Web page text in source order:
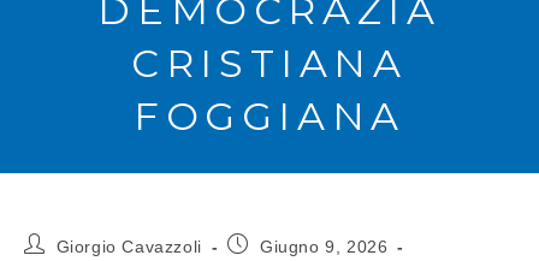
DEMOCRAZIA
CRISTIANA
FOGGIANA
Giorgio Cavazzoli
Giugno 9, 2026